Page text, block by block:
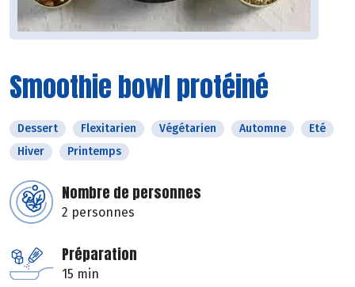
Smoothie bowl protéiné
Dessert Flexitarien Végétarien Automne
Eté
Hiver
Printemps
Nombre de personnes
2 personnes
Préparation
15 min